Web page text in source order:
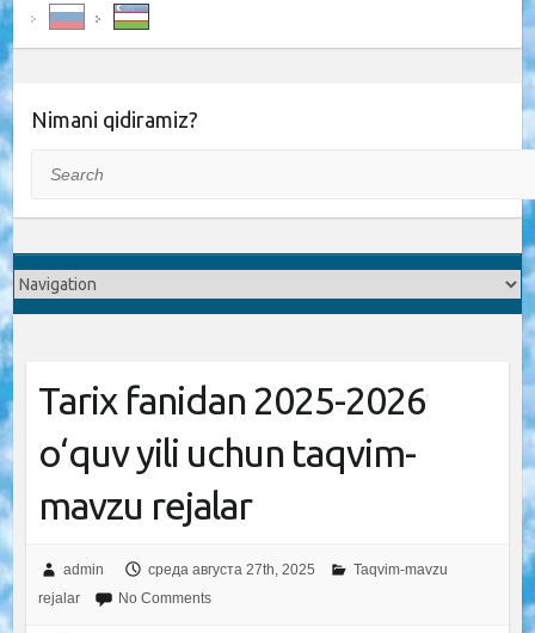
Nimani qidiramiz?
Tarix fanidan 2025-2026
o‘quv yili uchun taqvim-
mavzu rejalar
admin среда августа 27th, 2025
Taqvim-mavzu
rejalar
No Comments